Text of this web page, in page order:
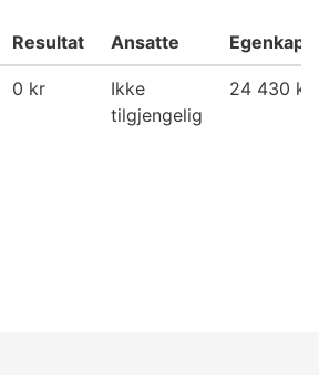
Resultat Ansatte
0 kr
Ikke
tilgjengelig
24 430 kr